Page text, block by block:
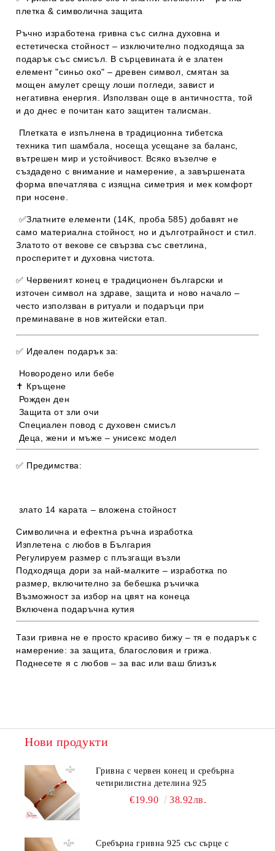
плетка & символична защита
Ръчно изработена гривна със силна духовна и
естетическа стойност – изключително подходяща за
подарък със смисъл. В сърцевината ѝ езлатен
елемент "синьо око" – древен символ, смятан за
мощенамулет срещу лоши погледи, завист и
негативна енергия . Използван още в античността, той
и до днес е почитан като защитен талисман.
Плетката е изпълнена втрадиционна тибетска
техника тип шамбала
, носеща усещане за баланс,
вътрешен мир и устойчивост. Всяко възелче е
създадено с внимание и намерение , а завършената
форма впечатлява с изящна симетрия и мек комфорт
при носене.
✅Златните елементи (14K, проба 585) добавят не
само материална стойност, но и дълготрайност и стил.
Златото от векове се свързва със светлина,
просперитет и духовна чистота.
✅ Червеният конец е традиционен български и
източен символ наздраве, защита и ново начало –
често използван в ритуали и подаръци при
преминаване в нов житейски етап.
✅ Идеален подарък за:
Новородено или бебе
✝️ Кръщене
Рожден ден
Защита от зли очи
Специален повод с духовен смисъл
Деца, жени и мъже – унисекс модел
✅ Предимства:
злато 14 карата – вложена стойност
Символична и ефектна ръчна изработка
Изплетена с любов в България
Регулируем размер с плъзгащи възли
Подходяща дори за най-малките – изработка по
размер, включително за бебешка ръчичка
Възможност за избор на цвят на конеца
Включена подаръчна кутия
Тази гривна не е просто красиво бижу – тя е подарък с
намерение: за защита, благословия и грижа.
Поднесете я с любов – за вас или ваш близък
Нови продукти
Гривна с червен конец и сребърна
четирилистна детелина 925
€19.90 38.92лв.
Сребърна гривна 925 със сърце с